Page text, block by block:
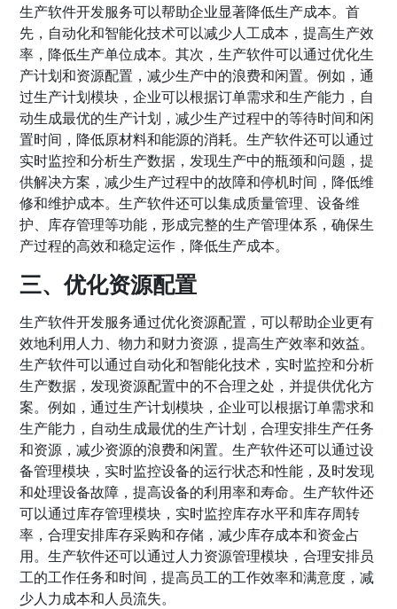
生产软件开发服务可以帮助企业显著降低生产成本。首
先，自动化和智能化技术可以减少人工成本，提高生产效
率，降低生产单位成本。其次，生产软件可以通过优化生
产计划和资源配置，减少生产中的浪费和闲置。例如，通
过生产计划模块，企业可以根据订单需求和生产能力，自
动生成最优的生产计划，减少生产过程中的等待时间和闲
置时间，降低原材料和能源的消耗。生产软件还可以通过
实时监控和分析生产数据，发现生产中的瓶颈和问题，提
供解决方案，减少生产过程中的故障和停机时间，降低维
修和维护成本。生产软件还可以集成质量管理、设备维
护、库存管理等功能，形成完整的生产管理体系，确保生
产过程的高效和稳定运作，降低生产成本。
三、优化资源配置
生产软件开发服务通过优化资源配置，可以帮助企业更有
效地利用人力、物力和财力资源，提高生产效率和效益。
生产软件可以通过自动化和智能化技术，实时监控和分析
生产数据，发现资源配置中的不合理之处，并提供优化方
案。例如，通过生产计划模块，企业可以根据订单需求和
生产能力，自动生成最优的生产计划，合理安排生产任务
和资源，减少资源的浪费和闲置。生产软件还可以通过设
备管理模块，实时监控设备的运行状态和性能，及时发现
和处理设备故障，提高设备的利用率和寿命。生产软件还
可以通过库存管理模块，实时监控库存水平和库存周转
率，合理安排库存采购和存储，减少库存成本和资金占
用。生产软件还可以通过人力资源管理模块，合理安排员
工的工作任务和时间，提高员工的工作效率和满意度，减
少人力成本和人员流失。